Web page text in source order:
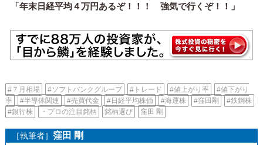
「年末日経平均４万円あるぞ！！！ 強気で行くぞ！！」
#７月相場 #ソフトバンクグループ #トレード #値上がり率
#値下がり
率
#半導体関連 #売買代金 #日経平均株価 #海運株 #窪田剛
#鉄鋼株
#銀行株
・プロの注目銘柄 銘柄選び 窪田 剛
［執筆者］ 窪田 剛